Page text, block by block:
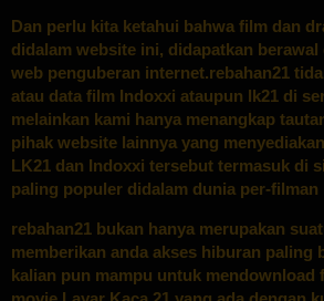
Dan perlu kita ketahui bahwa film dan
didalam website ini, didapatkan
web penguberan internet.rebahan21
atau data film Indoxxi ataupun lk21 di
melainkan kami hanya menangkap
pihak website lainnya yang
LK21 dan Indoxxi tersebut termasuk di
paling populer didalam dunia per-filman
rebahan21 bukan hanya merupakan
memberikan anda akses hiburan paling
kalian pun mampu untuk mendownload